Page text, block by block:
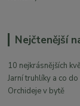
Nejčtenější
10 nejkrásnějších
Jarní truhlíky a co do
Orchideje v bytě